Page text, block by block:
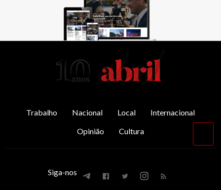
Trabalho Nacional Local
Internacional
Opinião
Cultura
Siga-nos